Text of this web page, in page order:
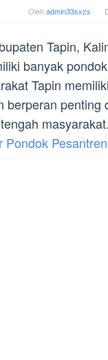
Olehadmin33sxzs
Tapin,
banyak
Tapin
berperan
Pondok